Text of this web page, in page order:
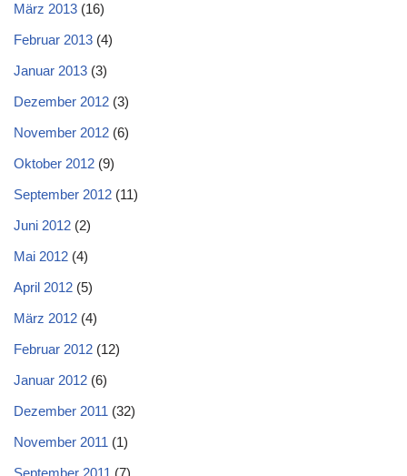
März 2013 (16)
Februar 2013 (4)
Januar 2013 (3)
Dezember 2012 (3)
November 2012 (6)
Oktober 2012 (9)
September 2012 (11)
Juni 2012 (2)
Mai 2012 (4)
April 2012 (5)
März 2012 (4)
Februar 2012 (12)
Januar 2012 (6)
Dezember 2011 (32)
November 2011 (1)